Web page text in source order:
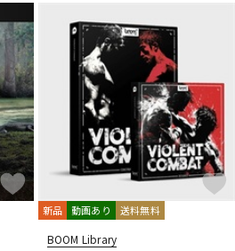
新品 動画あり 送料無料
BOOM Library